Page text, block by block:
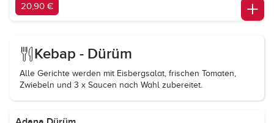
20,90 €
Kebap - Dürüm
Alle Gerichte werden mit Eisbergsalat, frischen Tomaten,
Zwiebeln und 3 x Saucen nach Wahl zubereitet.